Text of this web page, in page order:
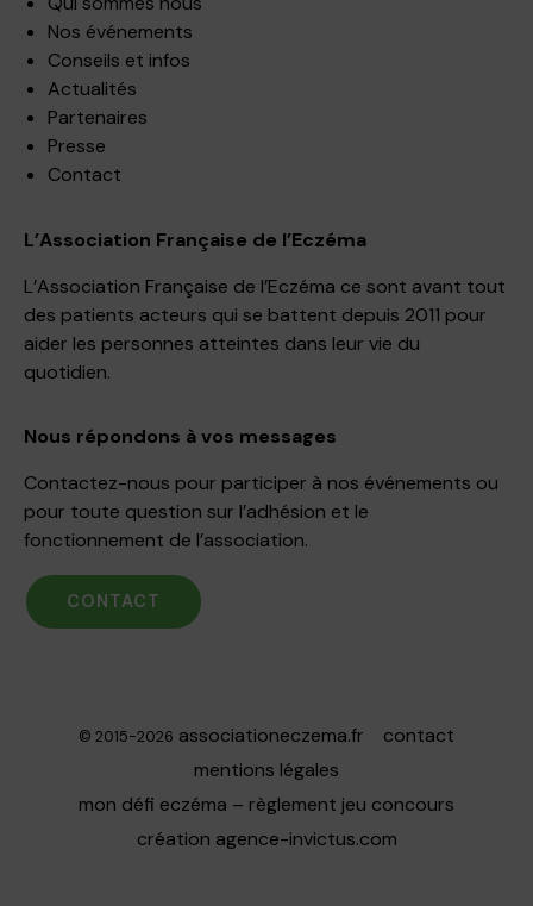
Nos événements
Conseils et infos
Actualités
Partenaires
Presse
Contact
L’Association Française de l’Eczéma
L’Association Française de l’Eczéma ce sont avant tout
des patients acteurs qui se battent depuis 2011 pour
aider les personnes atteintes dans leur vie du
quotidien.
Nous répondons à vos messages
Contactez-nous pour participer à nos événements ou
pour toute question sur l’adhésion et le
fonctionnement de l’association.
CONTACT
© 2015-2026 associationeczema.fr
contact
mentions légales
mon défi eczéma – règlement jeu concours
création agence-invictus.com